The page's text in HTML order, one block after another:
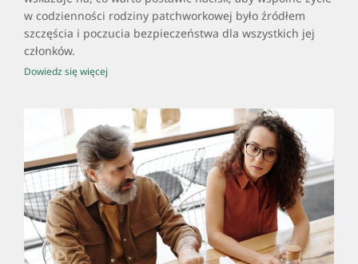
w codzienności rodziny patchworkowej było źródłem
szczęścia i poczucia bezpieczeństwa dla wszystkich jej
członków.
Dowiedz się więcej